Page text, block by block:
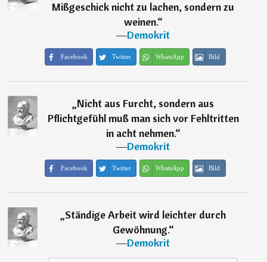
Mißgeschick nicht zu lachen, sondern zu
weinen.“
―Demokrit
Facebook Twitter WhatsApp Bild
„Nicht aus Furcht, sondern aus
Pflichtgefühl muß man sich vor Fehltritten
in acht nehmen.“
―Demokrit
Facebook Twitter WhatsApp Bild
„Ständige Arbeit wird leichter durch
Gewöhnung.“
―Demokrit